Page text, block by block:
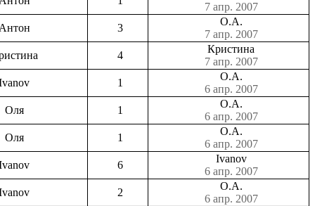
7 апр. 2007
3
О.А.
7 апр. 2007
4
Кристина
7 апр. 2007
1
О.А.
6 апр. 2007
Оля
1
О.А.
6 апр. 2007
Оля
1
О.А.
6 апр. 2007
6
Ivanov
6 апр. 2007
2
О.А.
6 апр. 2007